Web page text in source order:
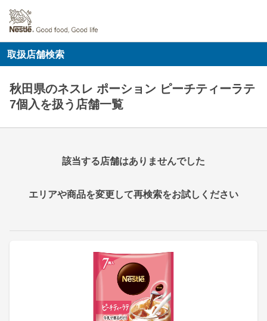
取扱店舗検索
秋田県のネスレ ポーション ピーチティーラテ
7個入を扱う店舗一覧
該当する店舗はありませんでした
エリアや商品を変更して再検索をお試しください